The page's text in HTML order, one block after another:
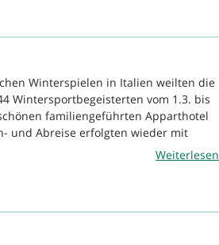
Winterspielen in Italien weilten die
Wintersportbegeisterten vom 1.3. bis
familiengeführten Apparthotel
und Abreise erfolgten wieder mit
Weiterlesen